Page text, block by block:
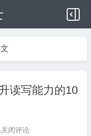
读写能力的10
关闭评论